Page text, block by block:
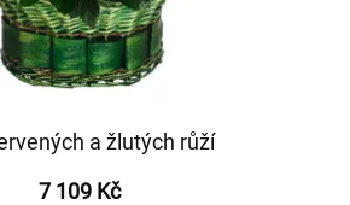
a žlutých růží
7 109 Kč